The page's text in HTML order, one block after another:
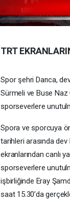
TRT
Spor şehri Darıca,
Sürmeli ve Buse Naz
sporseverlere
Spora ve sporcuya
tarihleri arasında
ekranlarından canlı
sporseverlere
işbirliğinde Eray
saat 15.30’da